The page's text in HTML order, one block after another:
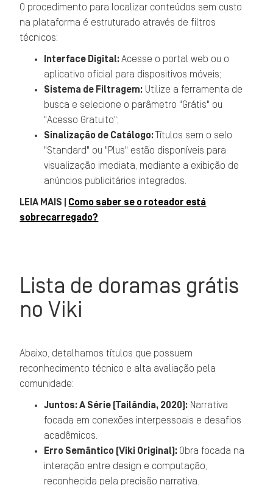
O procedimento para localizar conteúdos sem custo
na plataforma é estruturado através de filtros
técnicos:
Interface Digital:Acesse o portal web ou o
aplicativo oficial para dispositivos móveis;
Sistema de Filtragem: Utilize a ferramenta de
busca e selecione o parâmetro "Grátis" ou
"Acesso Gratuito";
Sinalização de Catálogo:
Títulos sem o selo
"Standard" ou "Plus" estão disponíveis para
visualização imediata, mediante a exibição de
anúncios publicitários integrados.
LEIA MAIS | Como saber se o roteador está
sobrecarregado?
Lista de doramas grátis
no Viki
Abaixo, detalhamos títulos que possuem
reconhecimento técnico e alta avaliação pela
comunidade:
Juntos: A Série (Tailândia, 2020): Narrativa
focada em conexões interpessoais e desafios
acadêmicos.
Erro Semântico (Viki Original): Obra focada na
interação entre design e computação,
reconhecida pela precisão narrativa.